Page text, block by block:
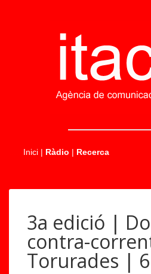
Inici | Ràdio | Recerca
3a edició |
contra-
Torurades |